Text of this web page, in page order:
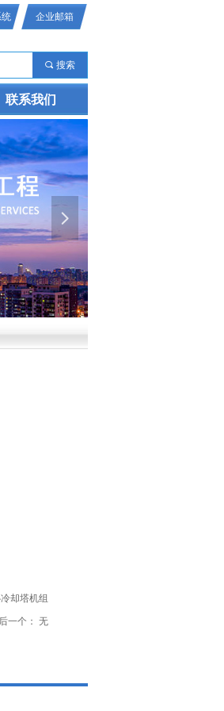
넲
企业邮箱
끠 搜索
联系我们
却塔机组
后一个： 无